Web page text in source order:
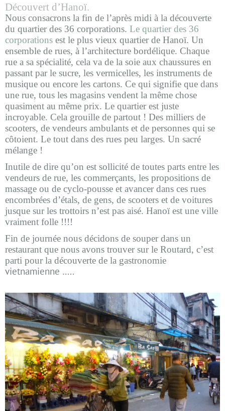
Découvert d’Hanoï.
Nous consacrons la fin de l’après midi à la découverte
du quartier des 36 corporations. Le quartier des 36
corporations est le plus vieux quartier de Hanoï. Un
ensemble de rues, à l’architecture bordélique. Chaque
rue a sa spécialité, cela va de la soie aux chaussures en
passant par le sucre, les vermicelles, les instruments de
musique ou encore les cartons. Ce qui signifie que dans
une rue, tous les magasins vendent la même chose
quasiment au même prix. Le quartier est juste
incroyable. Cela grouille de partout ! Des milliers de
scooters, de vendeurs ambulants et de personnes qui se
côtoient. Le tout dans des rues peu larges. Un sacré
mélange !
Inutile de dire qu’on est sollicité de toutes parts entre les
vendeurs de rue, les commerçants, les propositions de
massage ou de cyclo-pousse et avancer dans ces rues
encombrées d’étals, de gens, de scooters et de voitures
jusque sur les trottoirs n’est pas aisé. Hanoï est une ville
vraiment folle !!!!
Fin de journée nous décidons de souper dans un
restaurant que nous avons trouver sur le Routard, c’est
parti pour la découverte de la gastronomie
vietnamienne …..